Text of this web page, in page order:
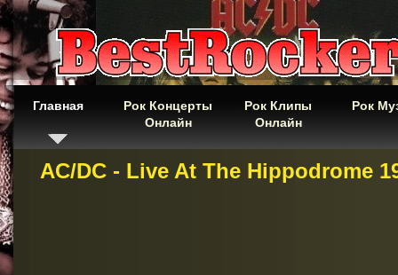
Главная
Рок Концерты
Онлайн
Рок Клипы
Онлайн
Рок
AC/DC - Live At The Hippodrome